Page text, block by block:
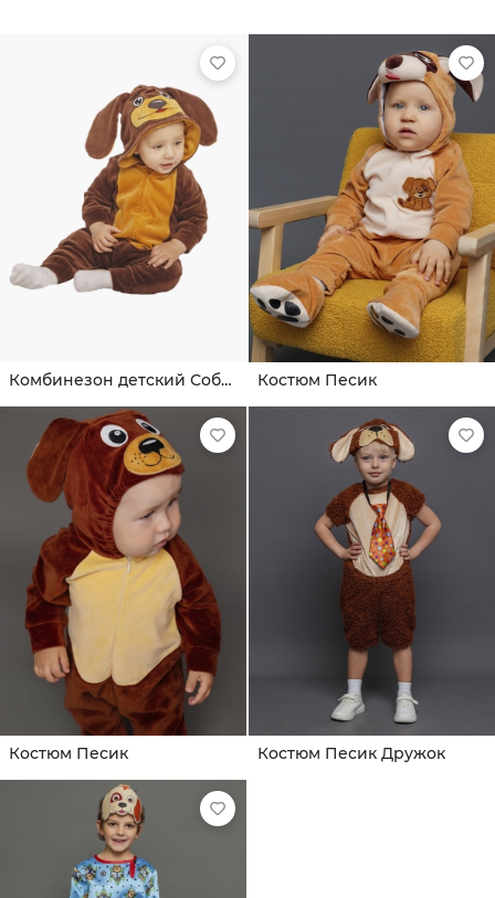
Комбинезон детский Собака Костюм Песик
Костюм Песик Костюм Песик Дружок